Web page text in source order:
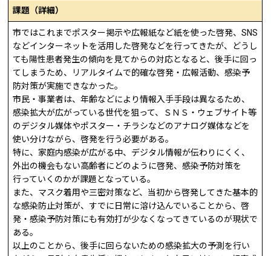
課題（詳細）
市ではこれまでポスター掲示や広報紙など紙を使った啓発、SNS
などインターネットを活用した啓発などを行ってきたが、どうし
ても陽性患者発生の傾向を見てからの対応となると、後手に回っ
てしまうため、リアルタイムで的確な啓発・広報活動、感染予
防対策が実施できなかった。
市民・事業者は、年齢などにより情報入手手段は異なるため、
感染拡大が広がっている世代を狙って、ＳＮＳ・ウェブサイト等
のデジタル媒体やポスター・チラシなどのアナログ媒体などを
使い分けながら、啓発を行う必要がある。
特に、家庭内感染が広がる中、デジタル情報が伝わりにくく、
外出の機会もない高齢者にどのように啓発、感染予防対策を
行っていくのかが課題となっている。
また、マスク着用や三密対策など、当初から啓発してきた基本的
な感染防止対策が、すでに日常に溶け込んでいることから、啓
発・感染予防対策にも有効打が少なくなってきているのが現状で
ある。
以上のことから、後手に回らないための感染拡大の予測を行い